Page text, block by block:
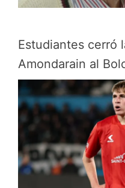
Estudiantes cerró
Amondarain al